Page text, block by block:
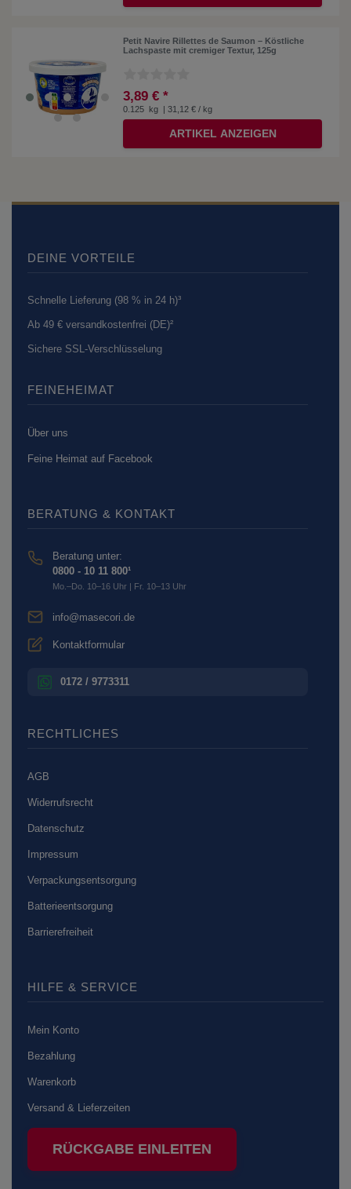
Petit Navire Rillettes de Saumon – Köstliche
Lachspaste mit cremiger Textur, 125g
3,89 € *
0.125 kg | 31,12 € / kg
ARTIKEL ANZEIGEN
DEINE VORTEILE
Schnelle Lieferung (98 % in 24 h)³
Ab 49 € versandkostenfrei (DE)²
Sichere SSL-Verschlüsselung
FEINEHEIMAT
Über uns
Feine Heimat auf Facebook
BERATUNG & KONTAKT
Beratung unter:
0800 - 10 11 800¹
Mo.–Do. 10–16 Uhr | Fr. 10–13 Uhr
info@masecori.de
Kontaktformular
0172 / 9773311
RECHTLICHES
AGB
Widerrufsrecht
Datenschutz
Impressum
Verpackungsentsorgung
Batterieentsorgung
Barrierefreiheit
HILFE & SERVICE
Mein Konto
Bezahlung
Warenkorb
Versand & Lieferzeiten
RÜCKGABE EINLEITEN